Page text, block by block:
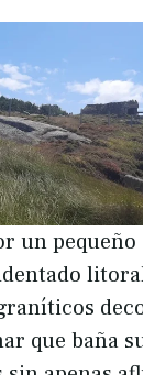
un pequeño
que baña